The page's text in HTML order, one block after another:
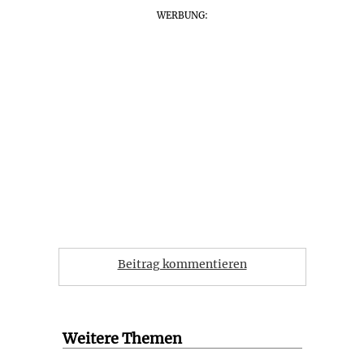
WERBUNG:
Beitrag kommentieren
Weitere Themen